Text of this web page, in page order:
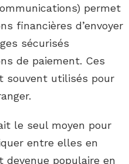
permet
financières d’envoyer
sécurisés
de paiement. Ces
souvent utilisés pour
le seul moyen pour
entre elles en
populaire en